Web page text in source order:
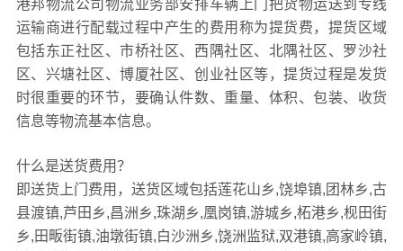
港邦物流公司物流业务部安排车辆上门把货物运送到专线
运输商进行配载过程中产生的费用称为提货费，提货区域
包括东正社区、市桥社区、西隅社区、北隅社区、罗沙社
区、兴塘社区、博厦社区、创业社区等，提货过程是发货
时很重要的环节，要确认件数、重量、体积、包装、收货
信息等物流基本信息。
什么是送货费用？
即送货上门费用，送货区域包括莲花山乡,饶埠镇,团林乡,古
县渡镇,芦田乡,昌洲乡,珠湖乡,凰岗镇,游城乡,柘港乡,枧田街
乡,田畈街镇,油墩街镇,白沙洲乡,饶洲监狱,双港镇,高家岭镇,